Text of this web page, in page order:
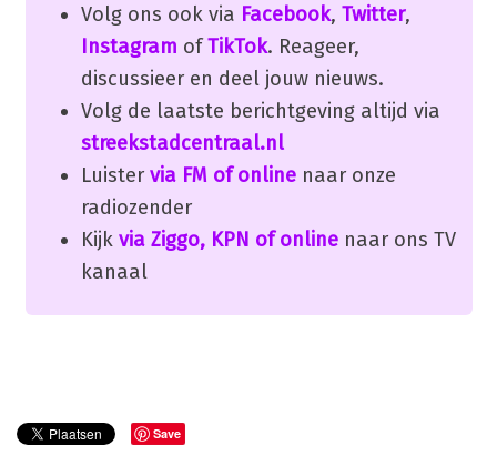
Volg ons ook via Facebook, Twitter,
Instagram ofTikTok. Reageer,
discussieer en deel jouw nieuws.
Volg de laatste berichtgeving altijd via
streekstadcentraal.nl
Luister via FM of onlinenaar onze
radiozender
Kijk via Ziggo, KPN of onlinenaar ons TV
kanaal
Save